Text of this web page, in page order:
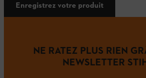
Enregistrez votre produit
NE RATEZ PLUS RIEN
NEWSLETTER